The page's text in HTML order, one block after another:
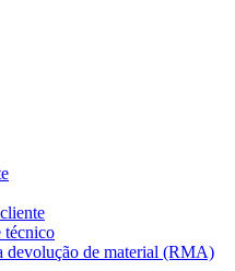
técnico
devolução de material (RMA)